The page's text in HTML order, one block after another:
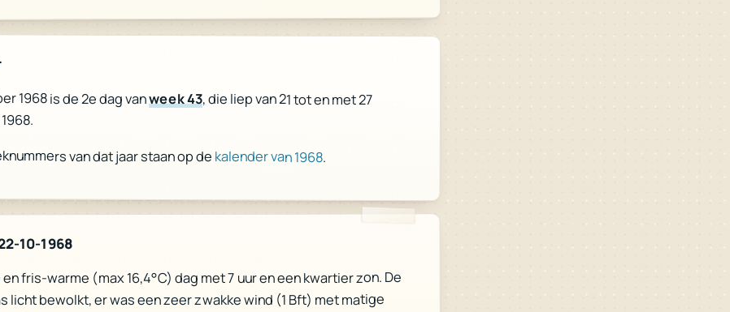
1968 is de 2e dag vanweek 43, die liep van 21 tot en met 27
van dat jaar staan op de kalender van 1968.
10-1968
fris-warme (max 16,4°C) dag met 7 uur en een kwartier zon. De
licht bewolkt, er was een zeer zwakke wind (1 Bft) met matige